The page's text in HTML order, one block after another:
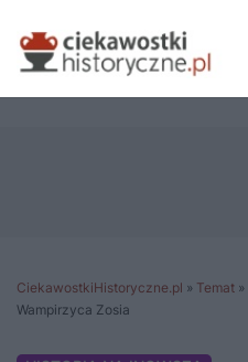
CiekawostkiHistoryczne.pl » Temat »
Wampirzyca Zosia